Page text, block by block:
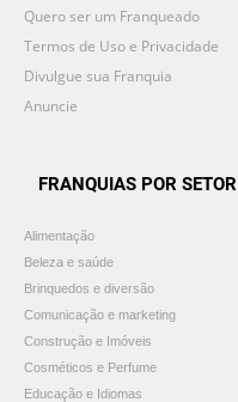
Quero ser um Franqueado
Termos de Uso e Privacidade
Divulgue sua Franquia
Anuncie
FRANQUIAS POR SETOR
Alimentação
Beleza e saúde
Brinquedos e diversão
Comunicação e marketing
Construção e Imóveis
Cosméticos e Perfume
Educação e Idiomas